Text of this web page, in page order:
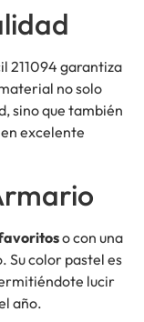
211094 garantiza
no solo
sino que también
excelente
o con una
Su color pastel es
lucir
año.